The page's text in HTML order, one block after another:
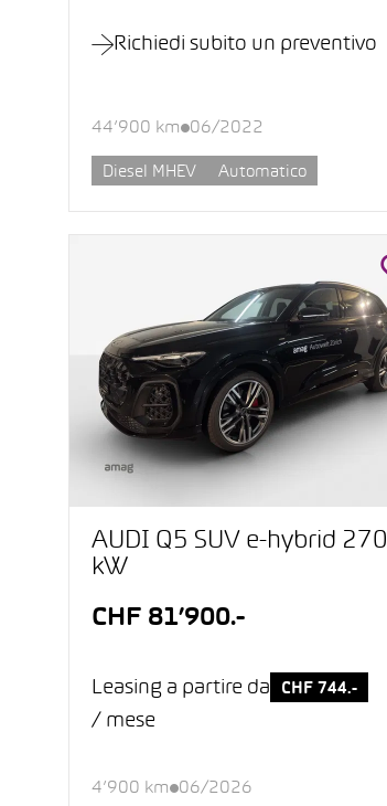
Richiedi subito un preventivo
44’900 km 06/2022
Diesel MHEV Automatico
AUDI Q5 SUV e-hybrid 270
kW
CHF 81’900.-
Leasing a partire da CHF 744.-
/ mese
4’900 km 06/2026